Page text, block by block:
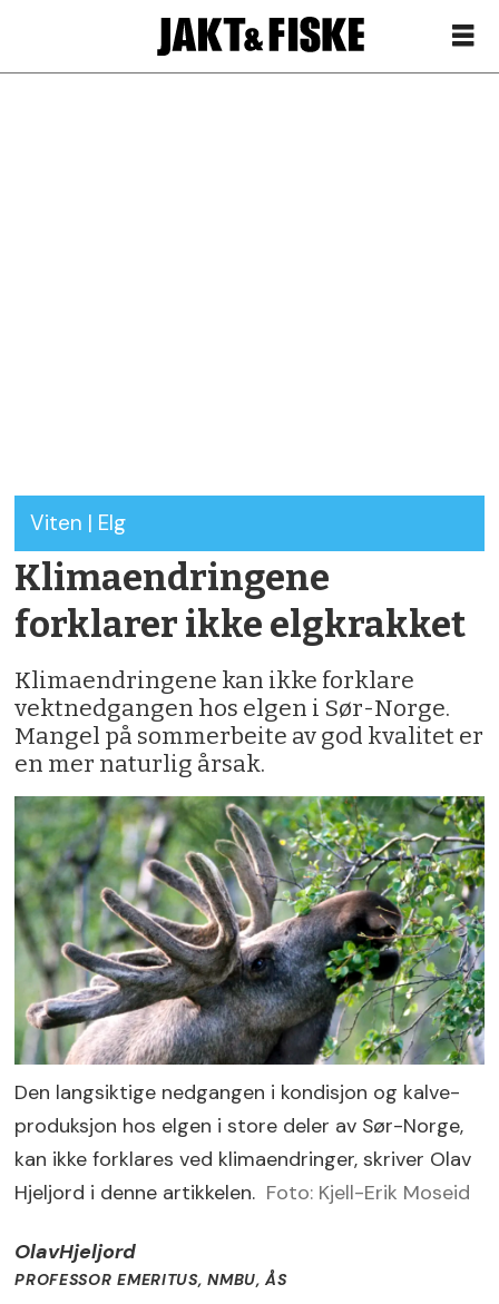
Viten | Elg
Klimaendringene
forklarer ikke elgkrakket
Klimaendringene kan ikke forklare
vektnedgangen hos elgen i Sør-Norge.
Mangel på sommerbeite av god kvalitet er
en mer naturlig årsak.
Den langsiktige nedgangen i kondisjon og kalve­
produksjon hos elgen i store deler av Sør­-Norge,
kan ikke forklares ved klimaendringer, skriver Olav
Hjeljord i denne artikkelen. Foto: Kjell-Erik Moseid
OlavHjeljord
PROFESSOR EMERITUS, NMBU, ÅS